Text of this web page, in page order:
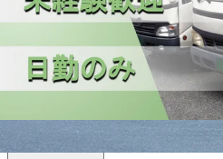
【関東】他の都道府
栃木県 群馬県千葉県 東京都 神奈
勤務エリア
都道府県を変更